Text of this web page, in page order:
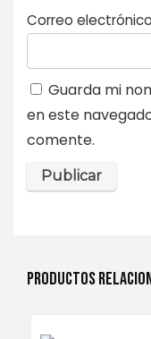
Correo electrónico
Guarda mi
en este
comente.
PRODUCTOS